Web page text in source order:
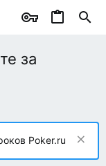
за
Poker.ru